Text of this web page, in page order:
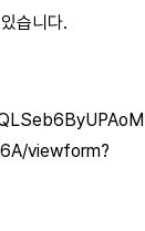
습니다.
viewform?